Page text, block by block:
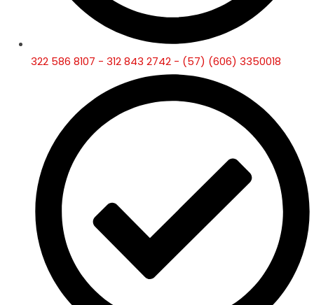
322 586 8107 - 312 843 2742 - (57) (606) 3350018